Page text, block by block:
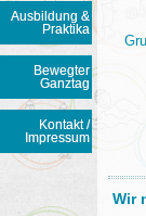
Ausbildung &
Praktika
Bewegter
Ganztag
Kontakt /
Impressum
Wir